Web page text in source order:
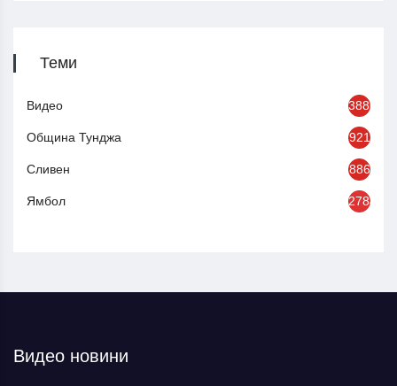
Теми
Видео 3886
Община Тунджа 921
Сливен 886
Ямбол 2784
Видео новини